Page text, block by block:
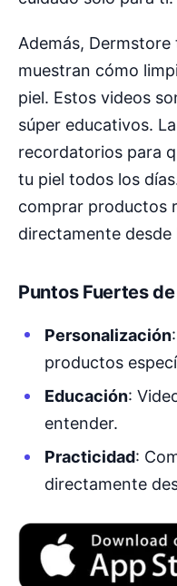
Además,
muestran cómo
piel. Estos videos
súper educativos.
recordatorios para
tu piel todos los
comprar productos
directamente desde
Puntos Fuertes
Personalización
productos
Educación:
entender.
Practicidad:
directamente